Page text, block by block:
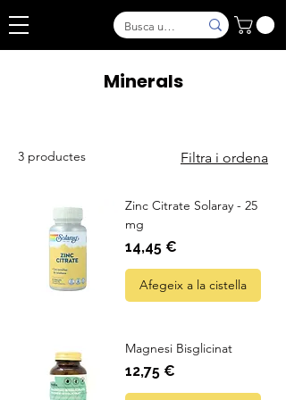
Minerals
3 productes Filtra i ordena
Zinc Citrate Solaray - 25
mg
Preu
14,45 €
Afegeix a la cistella
Magnesi Bisglicinat
Preu
12,75 €